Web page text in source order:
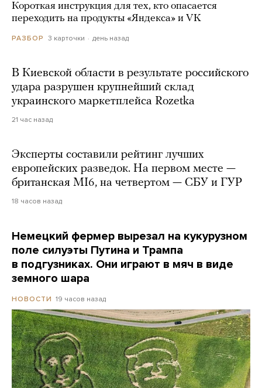
Короткая инструкция для тех, кто опасается
переходить на продукты «Яндекса» и VK
РАЗБОР 3 карточки день назад
В Киевской области в результате российского
удара разрушен крупнейший склад
украинского маркетплейса Rozetka
21 час назад
Эксперты составили рейтинг лучших
европейских разведок. На первом месте —
британская MI6, на четвертом — СБУ и ГУР
18 часов назад
Немецкий фермер вырезал на кукурузном
поле силуэты Путина и Трампа
в подгузниках. Они играют в мяч в виде
земного шара
НОВОСТИ 19 часов назад